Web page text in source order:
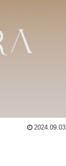
2024.09.03